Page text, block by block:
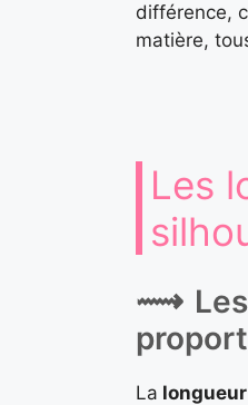
différence,
matière,
Les
La longueur